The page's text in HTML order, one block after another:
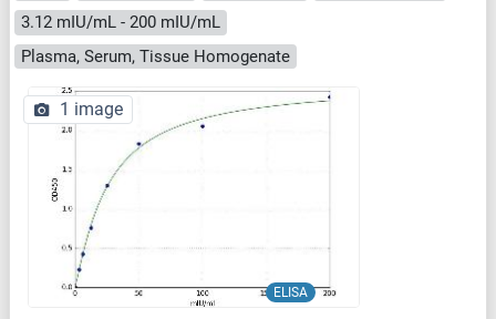
3.12 mIU/mL - 200 mIU/mL
Plasma, Serum, Tissue Homogenate
ELISA
1 image